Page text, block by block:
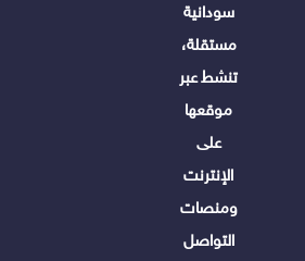
سودانية
مستقلة،
تنشط عبر
موقعها
على
الإنترنت
ومنصات
التواصل